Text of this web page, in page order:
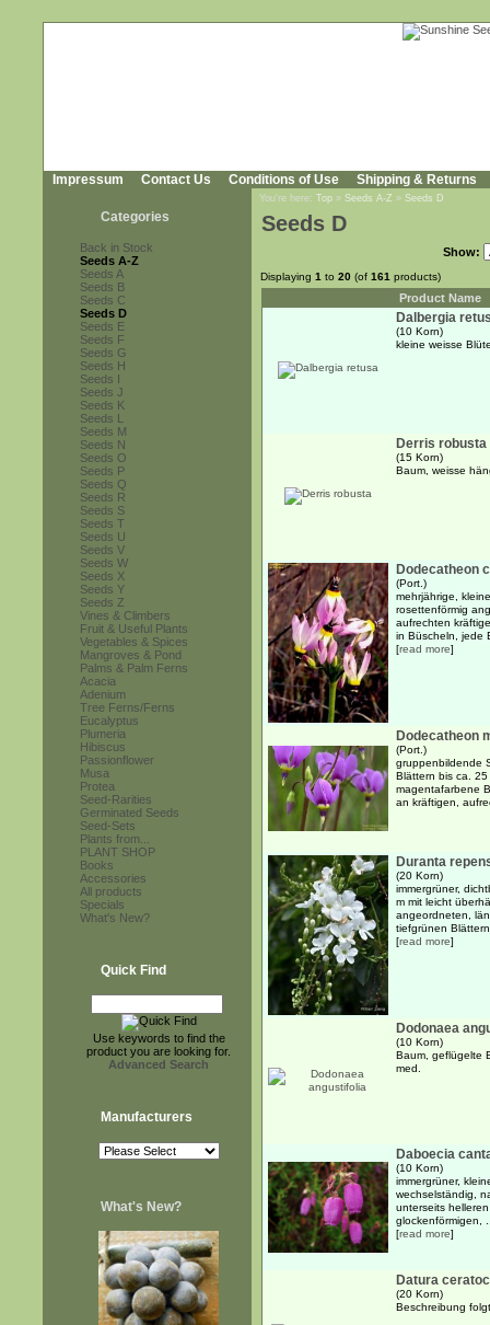
Impressum Contact Us Conditions of Use Shipping & Returns
Categories
Back in Stock
Seeds A-Z
Seeds A
Seeds B
Seeds C
Seeds D
Seeds E
Seeds F
Seeds G
Seeds H
Seeds I
Seeds J
Seeds K
Seeds L
Seeds M
Seeds N
Seeds O
Seeds P
Seeds Q
Seeds R
Seeds S
Seeds T
Seeds U
Seeds V
Seeds W
Seeds X
Seeds Y
Seeds Z
Vines & Climbers
Fruit & Useful Plants
Vegetables & Spices
Mangroves & Pond
Palms & Palm Ferns
Acacia
Adenium
Tree Ferns/Ferns
Eucalyptus
Plumeria
Hibiscus
Passionflower
Musa
Protea
Seed-Rarities
Germinated Seeds
Seed-Sets
Plants from...
PLANT SHOP
Books
Accessories
All products
Specials
What's New?
Quick Find
Use keywords to find the
product you are looking for.
Advanced Search
Manufacturers
What's New?
You're here: Top » Seeds A-Z » Seeds D
Seeds D
Show:
Displaying 1 to 20 (of 161 products)
Product Name
Dalbergia
(10 Korn)
kleine weisse
Derris robusta
(15 Korn)
Baum, weisse
Dodecatheon
(Port.)
mehrjährige,
rosettenförmig
aufrechten
in Büscheln, jede
[read more]
Dodecatheon
(Port.)
gruppenbildende
Blättern bis ca.
magentafarbene
an kräftigen,
Duranta
(20 Korn)
immergrüner,
m mit leicht
angeordneten,
tiefgrünen
[read more]
Dodonaea
(10 Korn)
Baum, geflügelte
med.
Daboecia
(10 Korn)
immergrüner,
wechselständig,
unterseits
glockenförmigen,
[read more]
Datura
(20 Korn)
Beschreibung